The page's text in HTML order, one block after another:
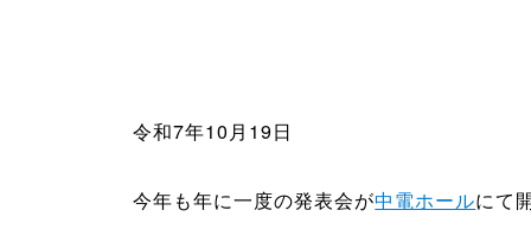
令和7年10月19日
今年も年に一度の発表会が中電ホールにて